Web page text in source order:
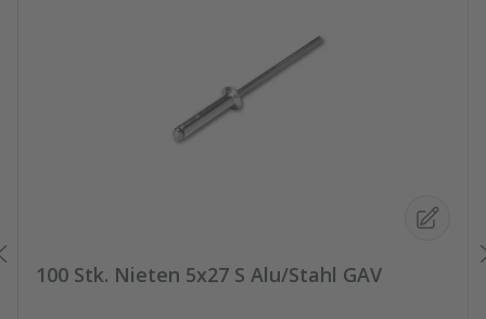
100 Stk. Nieten 5x27 S Alu/Stahl GAV